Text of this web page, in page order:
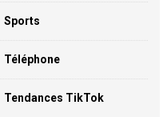
Sports
Téléphone
Tendances TikTok